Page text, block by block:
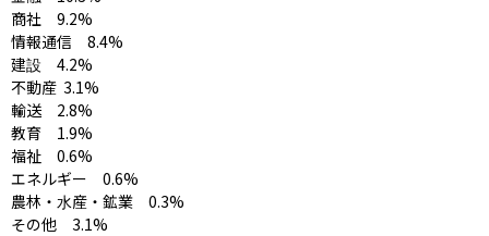
商社　9.2%
情報通信　8.4%
建設　4.2%
不動産	3.1%
輸送　2.8%
教育　1.9%
福祉　0.6%
エネルギー　0.6%
農林・水産・鉱業　0.3%
その他　3.1%